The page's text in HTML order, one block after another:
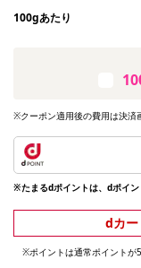
100gあたり
※クーポン適用後の費用は決済
※たまるdポイントは、dポイン
dカー
※ポイントは通常ポイントが